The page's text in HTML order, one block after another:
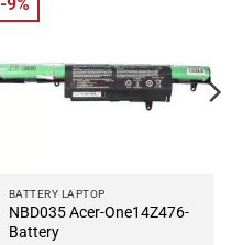
-9%
BATTERY LAPTOP
NBD035 Acer-One14Z476-
Battery